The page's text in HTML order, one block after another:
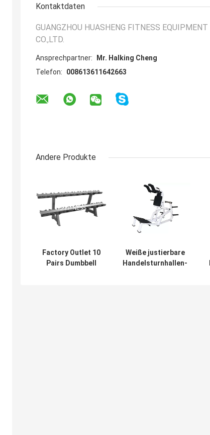
Kontaktdaten
GUANGZHOU HUASHENG FITNESS EQUIPMENT
CO.,LTD.
Ansprechpartner:
Mr. Halking Cheng
Telefon:
008613611642663
Andere Produkte
Factory Outlet 10
Pairs Dumbbell
Weiße justierbare
Handelsturnhallen-